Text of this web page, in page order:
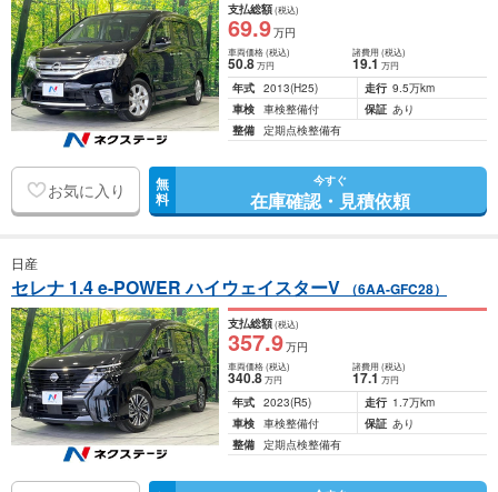
支払総額(税込)
69.9万円
車両価格(税込)
50.8万円
諸費用 (税込)
19.1 万円
年式 2013(H25) 走行 9.5万km
車検 車検整備付 保証 あり
整備 定期点検整備有
お気に入り 無
料
今すぐ
在庫確認・見積依頼
日産
セレナ 1.4 e-POWER ハイウェイスターV （6AA-GFC28）
支払総額(税込)
357.9万円
車両価格(税込)
340.8万円
諸費用 (税込)
17.1 万円
年式 2023(R5) 走行 1.7万km
車検 車検整備付 保証 あり
整備 定期点検整備有